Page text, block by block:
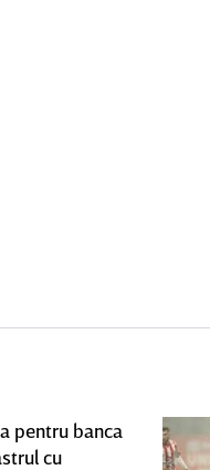
pentru banca
cu